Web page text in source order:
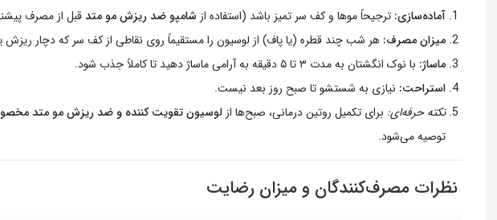
آماده‌سازی: ترجیحاً موها و کف سر تمیز باشد (استفاده از شامپو ضد ریزش مو متدقبل از مصرف
میزان مصرف: هر شب چند قطره (یا پاف) از لوسیون را مستقیماً روی نقاطی از کف سر که دچار ریزش
ماساژ: با نوک انگشتان به مدت ۳ تا ۵ دقیقه به آرامی ماساژ دهید تا کاملاً جذب شود.
استراحت: نیازی به شستشو تا صبح روز بعد نیست.
نکته حرفه‌ای: برای تکمیل روتین درمانی، صبح‌ها از لوسیون تقویت کننده و ضد ریزش مو متد
توصیه می‌شود.
نظرات مصرف‌کنندگان و میزان رضایت